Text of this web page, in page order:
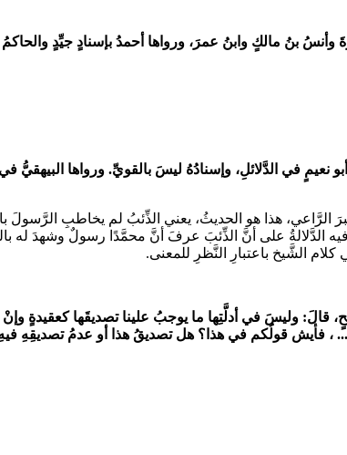
بنُ مالكٍ وابنُ عمرَ، ورواها أحمدُ بإسنادٍ جيِّدٍ
في الدَّلائلِ، وإسنادُهُ ليسَ بالقويِّ. ورواها البيهقيُّ
الرَّاعي، هذا هو الحديثُ، يعني الذِّئبُ لم يخاطبِ الرَّسولَ
الدَّلالةُ على أنَّ الذِّئبَ عرفَ أنَّ محمَّدًا رسولٌ وشهدَ له
الشَّيخ باعتبارِ النَّظرِ للمعنى.
وليسَ في أدلَّتِها ما يوجبُ علينا تصديقَها كعقيدةٍ وإنْ كانَ
، فأيش قولُكم في هذا؟ هل تصديقُ هذا أو عدمُ تصديقِهِ